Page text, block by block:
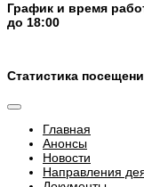
График и время
до 18:00
Статистика
Главная
Анонсы
Новости
Направления